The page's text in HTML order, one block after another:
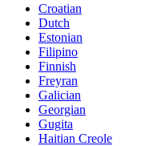
Croatian
Dutch
Estonian
Filipino
Finnish
Freyran
Galician
Georgian
Gugita
Haitian Creole